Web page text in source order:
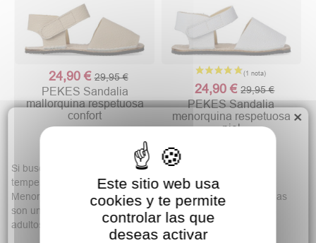
24,90 € 29,95 €
PEKES Sandalia
mallorquina respetuosa
confort
24,90 € 29,95 €
PEKES Sandalia
menorquina respetuosa
piel
Si buscas un calzado que te mantenga a salvo de las altas
temperaturas no puedes dejar pasar nuestra colección de
Menorquinas para Niño. Estas famosas avarcas menorquinas
son un clásico del verano y no pueden faltar tanto para los
adultos como para los más pequeños de la casa.
×
Este sitio web usa
cookies y te permite
controlar las que
deseas activar